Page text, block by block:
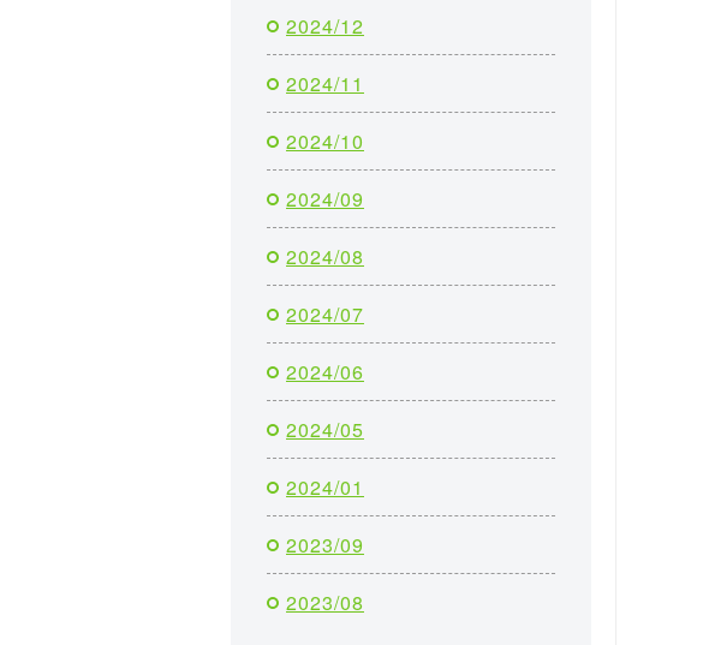
2024/12
2024/11
2024/10
2024/09
2024/08
2024/07
2024/06
2024/05
2024/01
2023/09
2023/08